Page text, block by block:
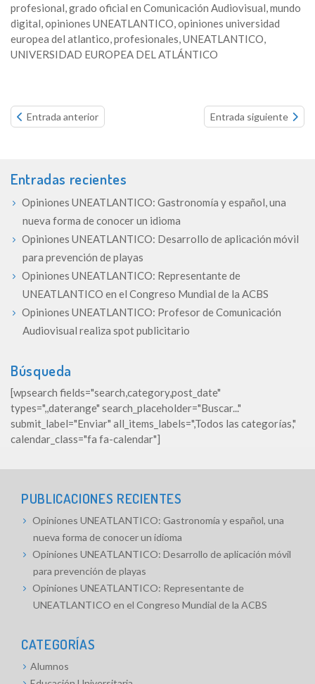
profesional,grado oficial en Comunicación Audiovisual,mundo
digital,opiniones UNEATLANTICO,opiniones universidad
europea del atlantico,profesionales,UNEATLANTICO,
UNIVERSIDAD EUROPEA DEL ATLÁNTICO
Continue
reading...
Entrada anterior Entrada siguiente
Entradas recientes
Opiniones UNEATLANTICO: Gastronomía y español, una
nueva forma de conocer un idioma
Opiniones UNEATLANTICO: Desarrollo de aplicación móvil
para prevención de playas
Opiniones UNEATLANTICO: Representante de
UNEATLANTICO en el Congreso Mundial de la ACBS
Opiniones UNEATLANTICO: Profesor de Comunicación
Audiovisual realiza spot publicitario
Búsqueda
[wpsearch fields="search,category,post_date"
types=",,daterange" search_placeholder="Buscar..."
submit_label="Enviar" all_items_labels=",Todos las categorías,"
calendar_class="fa fa-calendar"]
PUBLICACIONES RECIENTES
Opiniones UNEATLANTICO: Gastronomía y español, una
nueva forma de conocer un idioma
Opiniones UNEATLANTICO: Desarrollo de aplicación móvil
para prevención de playas
Opiniones UNEATLANTICO: Representante de
UNEATLANTICO en el Congreso Mundial de la ACBS
CATEGORÍAS
Alumnos